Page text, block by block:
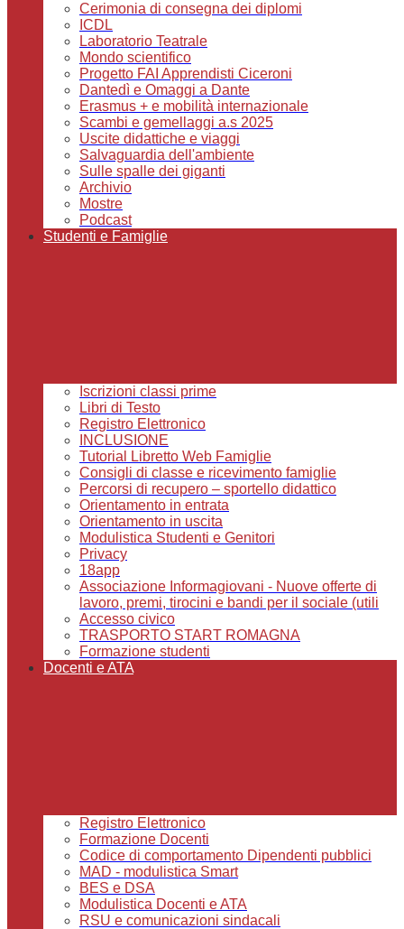
Cerimonia di consegna dei diplomi
ICDL
Laboratorio Teatrale
Mondo scientifico
Progetto FAI Apprendisti Ciceroni
Dantedì e Omaggi a Dante
Erasmus + e mobilità internazionale
Scambi e gemellaggi a.s 2025
Uscite didattiche e viaggi
Salvaguardia dell'ambiente
Sulle spalle dei giganti
Archivio
Mostre
Podcast
Studenti e Famiglie
Iscrizioni classi prime
Libri di Testo
Registro Elettronico
INCLUSIONE
Tutorial Libretto Web Famiglie
Consigli di classe e ricevimento famiglie
Percorsi di recupero – sportello didattico
Orientamento in entrata
Orientamento in uscita
Modulistica Studenti e Genitori
Privacy
18app
Associazione Informagiovani - Nuove offerte di
lavoro, premi, tirocini e bandi per il sociale (utili
Accesso civico
TRASPORTO START ROMAGNA
Formazione studenti
Docenti e ATA
Registro Elettronico
Formazione Docenti
Codice di comportamento Dipendenti pubblici
MAD - modulistica Smart
BES e DSA
Modulistica Docenti e ATA
RSU e comunicazioni sindacali